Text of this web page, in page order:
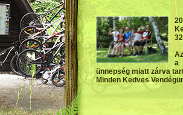
a
ünnepség miatt zárva
Minden Kedves